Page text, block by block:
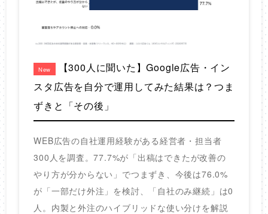
New
【300人に聞いた】Google広告・イン
スタ広告を自分で運用してみた結果は？つま
ずきと「その後」
WEB広告の自社運用経験がある経営者・担当者
300人を調査。77.7%が「出稿はできたが改善の
やり方が分からない」でつまずき、今後は76.0%
が「一部だけ外注」を検討、「自社のみ継続」は0
人。内製と外注のハイブリッドな使い分けを解説